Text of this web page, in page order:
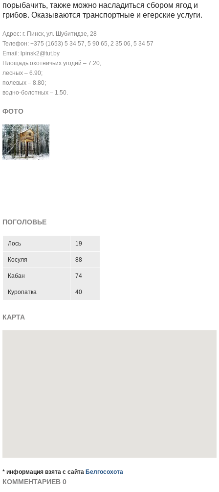
порыбачить, также можно насладиться сбором ягод и
грибов. Оказываются транспортные и егерские услуги.
Адрес: г. Пинск, ул. Шубитидзе, 28
Телефон: +375 (1653) 5 34 57, 5 90 65, 2 35 06, 5 34 57
Email: lpinsk2@tut.by
Площадь охотничьих угодий – 7.20;
лесных – 6.90;
полевых – 8.80;
водно-болотных – 1.50.
ФОТО
ПОГОЛОВЬЕ
Лось 19
Косуля 88
Кабан 74
Куропатка 40
КАРТА
* информация взята с сайта Белгосохота
КОММЕНТАРИЕВ 0